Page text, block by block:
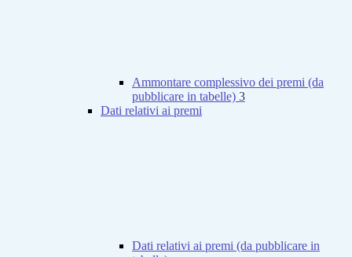
Ammontare complessivo dei premi (da
pubblicare in tabelle) 3
Dati relativi ai premi
Dati relativi ai premi (da pubblicare in